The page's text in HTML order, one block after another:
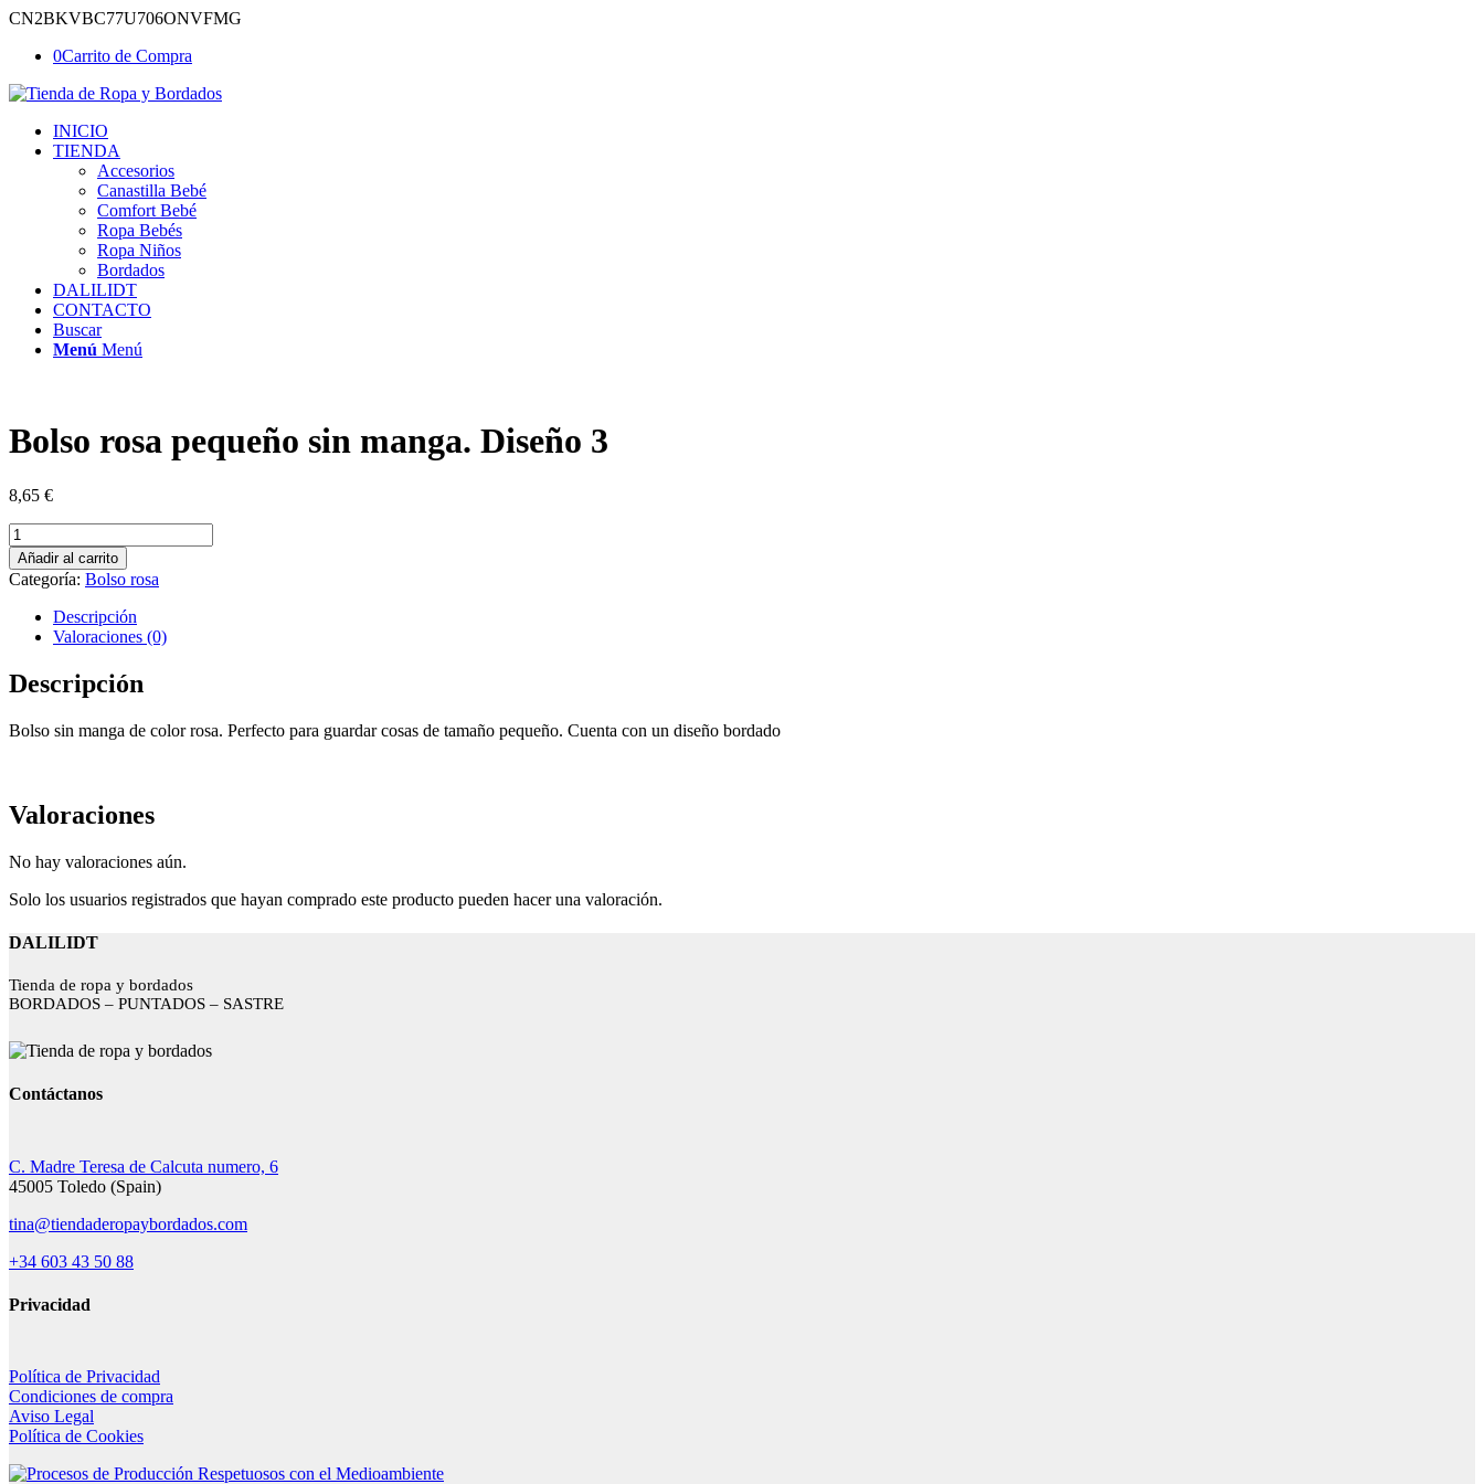
CN2BKVBC77U706ONVFMG
0Carrito de Compra
INICIO
TIENDA
Accesorios
Canastilla Bebé
Comfort Bebé
Ropa Bebés
Ropa Niños
Bordados
DALILIDT
CONTACTO
Buscar
Menú Menú
Bolso rosa pequeño sin manga. Diseño 3
8,65 €
Bolso
rosa
pequeño
sin
manga.
Diseño
cantidad
Añadir al carrito
Categoría: Bolso rosa
Descripción
Valoraciones (0)
Descripción
Bolso sin manga de color rosa. Perfecto para guardar cosas de tamaño pequeño. Cuenta con un diseño bordado
Valoraciones
No hay valoraciones aún.
Solo los usuarios registrados que hayan comprado este producto pueden hacer una valoración.
DALILIDT
Tienda de ropa y bordados
BORDADOS – PUNTADOS – SASTRE
Contáctanos
C. Madre Teresa de Calcuta numero, 6
45005 Toledo (Spain)
tina@tiendaderopaybordados.com
+34 603 43 50 88
Privacidad
Política de Privacidad
Condiciones de compra
Aviso Legal
Política de Cookies